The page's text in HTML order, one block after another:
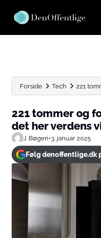
Forside Tech 221
221 tommer og
det her verdens
J. Bøgen•3. januar 2025
Følg denoffentlige.dk